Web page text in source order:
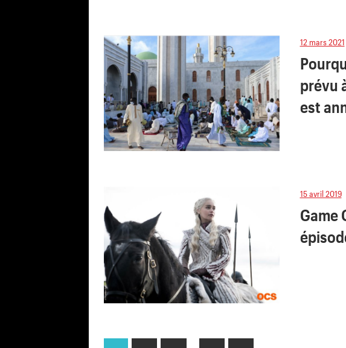
12 mars 2021
prévu
est
15 avril 2019
Game